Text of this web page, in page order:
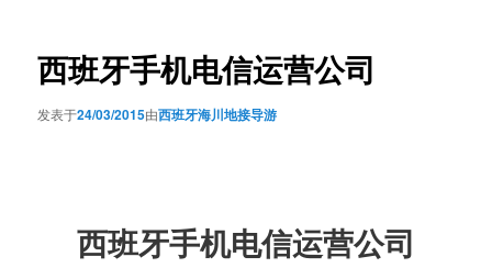
航
西班牙手机电信运营公司
发表于24/03/2015由西班牙海川地接导游
西班牙手机电信运营公司